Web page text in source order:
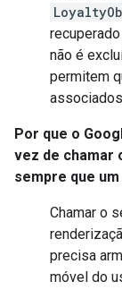
não é
permitem
Por que o
vez de chamar
sempre que
Chamar o
precisa
móvel do